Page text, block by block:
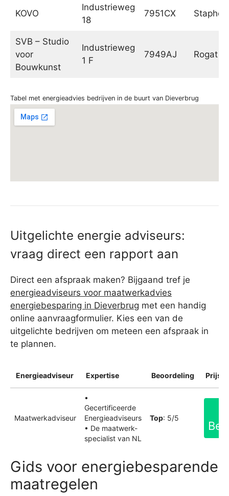
KOVO
Industrieweg
18
7951CX
SVB – Studio
voor
Bouwkunst
Industrieweg
1 F
7949AJ Rogat
Tabel met energieadvies bedrijven in de buurt van Dieverbrug
Uitgelichte energie adviseurs:
vraag direct een rapport aan
Direct een afspraak maken? Bijgaand tref je
energieadviseurs voor maatwerkadvies
energiebesparing in Dieverbrug met een handig
online aanvraagformulier. Kies een van de
uitgelichte bedrijven om meteen een afspraak in
te plannen.
Energieadviseur Expertise Beoordeling
Maatwerkadviseur
•
Gecertificeerde
Energieadviseurs
• De maatwerk-
specialist van NL
Top: 5/5
Gids voor energiebesparende
maatregelen